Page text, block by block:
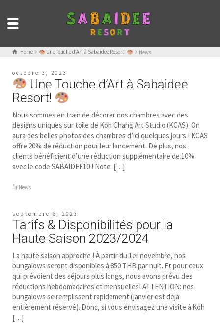
Home Une Touche d’Art à Sabaidee Resort! News
octobre 3, 2023
Une Touche d’Art à Sabaidee
Resort!
Nous sommes en train de décorer nos chambres avec des
designs uniques sur toile de Koh Chang Art Studio (KCAS). On
aura des belles photos des chambres d’ici quelques jours ! KCAS
offre 20% de réduction pour leur lancement. De plus, nos
clients bénéficient d’une réduction supplémentaire de 10%
avec le code SABAIDEE10 ! Note: […]
News
septembre 6, 2023
Tarifs & Disponibilités pour la
Haute Saison 2023/2024
La haute saison approche ! À partir du 1er novembre, nos
bungalows seront disponibles à 850 THB par nuit. Et pour ceux
qui prévoient des séjours plus longs, nous avons prévu des
réductions hebdomadaires et mensuelles! ATTENTION: nos
bungalows se remplissent rapidement (janvier est déjà
entièrement réservé). Donc, si vous envisagez une visite à Koh
[…]